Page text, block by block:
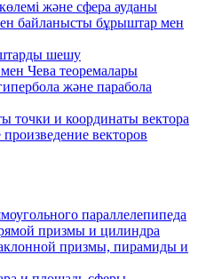
және сфера ауданы
байланысты бұрыштар мен
шешу
Чева теоремалары
және парабола
точки и координаты вектора
векторов
параллелепипеда
призмы и цилиндра
призмы, пирамиды и